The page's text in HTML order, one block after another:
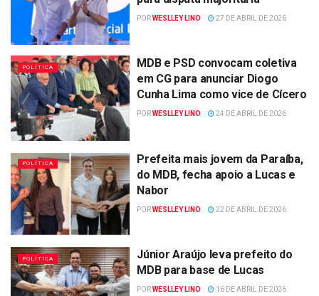
PORWESLLEY LINO 27 DE ABRIL DE 2026
POLÍTICA
MDB e PSD convocam coletiva
em CG para anunciar Diogo
Cunha Lima como vice de Cícero
PORWESLLEY LINO 24 DE ABRIL DE 2026
POLÍTICA
Prefeita mais jovem da Paraíba,
do MDB, fecha apoio a Lucas e
Nabor
PORWESLLEY LINO 22 DE ABRIL DE 2026
POLÍTICA
Júnior Araújo leva prefeito do
MDB para base de Lucas
PORWESLLEY LINO 16 DE ABRIL DE 2026